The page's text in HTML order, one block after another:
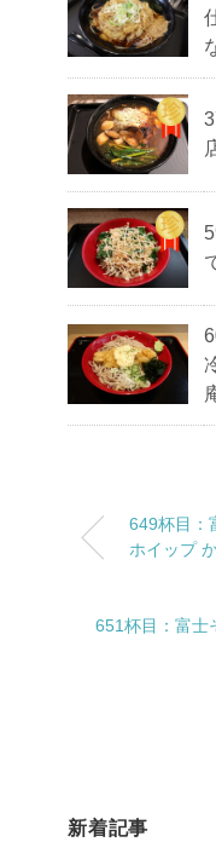
649杯目：
ホイップ
651杯目：富士
新着記事